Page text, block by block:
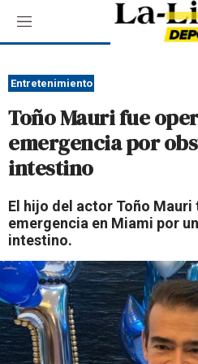
M
e
ú
Entretenimiento
Toño Mauri fue
emergencia por
intestino
El hijo del actor Toño
emergencia en Miami por
intestino.